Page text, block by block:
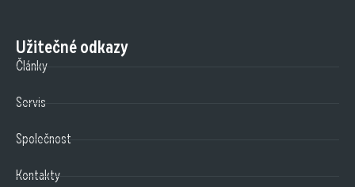
Užitečné odkazy
Články
Servis
Společnost
Kontakty